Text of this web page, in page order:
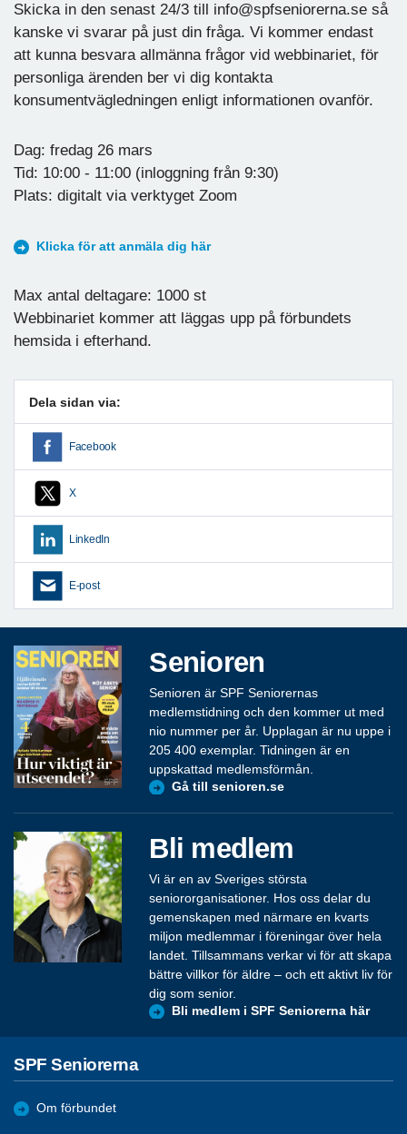
Skicka in den senast 24/3 till info@spfseniorerna.se så
kanske vi svarar på just din fråga. Vi kommer endast
att kunna besvara allmänna frågor vid webbinariet, för
personliga ärenden ber vi dig kontakta
konsumentvägledningen enligt informationen ovanför.
Dag: fredag 26 mars
Tid: 10:00 - 11:00 (inloggning från 9:30)
Plats: digitalt via verktyget Zoom
Klicka för att anmäla dig här
Max antal deltagare: 1000 st
Webbinariet kommer att läggas upp på förbundets
hemsida i efterhand.
Dela sidan via:
Facebook
X
LinkedIn
E-post
Senioren
Senioren är SPF Seniorernas
medlemstidning och den kommer ut med
nio nummer per år. Upplagan är nu uppe i
205 400 exemplar. Tidningen är en
uppskattad medlemsförmån.
Gå till senioren.se
Bli medlem
Vi är en av Sveriges största
seniororganisationer. Hos oss delar du
gemenskapen med närmare en kvarts
miljon medlemmar i föreningar över hela
landet. Tillsammans verkar vi för att skapa
bättre villkor för äldre – och ett aktivt liv för
dig som senior.
Bli medlem i SPF Seniorerna här
SPF Seniorerna
Om förbundet